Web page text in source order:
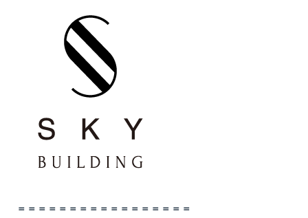
＝＝＝＝＝＝＝＝＝＝＝＝＝＝＝＝＝